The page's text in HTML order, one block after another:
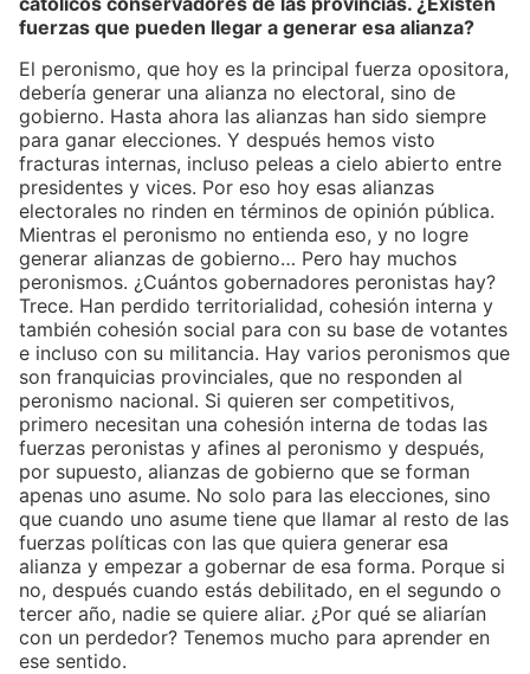
fuerzas que pueden llegar a generar esa alianza?
El peronismo, que hoy es la principal fuerza opositora,
debería generar una alianza no electoral, sino de
gobierno. Hasta ahora las alianzas han sido siempre
para ganar elecciones. Y después hemos visto
fracturas internas, incluso peleas a cielo abierto entre
presidentes y vices. Por eso hoy esas alianzas
electorales no rinden en términos de opinión pública.
Mientras el peronismo no entienda eso, y no logre
generar alianzas de gobierno… Pero hay muchos
peronismos. ¿Cuántos gobernadores peronistas hay?
Trece. Han perdido territorialidad, cohesión interna y
también cohesión social para con su base de votantes
e incluso con su militancia. Hay varios peronismos que
son franquicias provinciales, que no responden al
peronismo nacional. Si quieren ser competitivos,
primero necesitan una cohesión interna de todas las
fuerzas peronistas y afines al peronismo y después,
por supuesto, alianzas de gobierno que se forman
apenas uno asume. No solo para las elecciones, sino
que cuando uno asume tiene que llamar al resto de las
fuerzas políticas con las que quiera generar esa
alianza y empezar a gobernar de esa forma. Porque si
no, después cuando estás debilitado, en el segundo o
tercer año, nadie se quiere aliar. ¿Por qué se aliarían
con un perdedor? Tenemos mucho para aprender en
ese sentido.